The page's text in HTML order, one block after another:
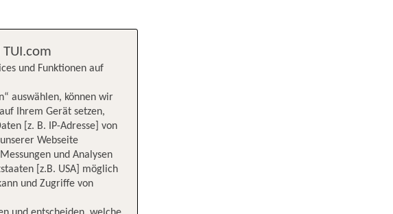
und Funktionen auf
auswählen, können wir
Ihrem Gerät setzen,
[z. B. IP-Adresse] von
Webseite
und Analysen
[z.B. USA] möglich
und Zugriffe von